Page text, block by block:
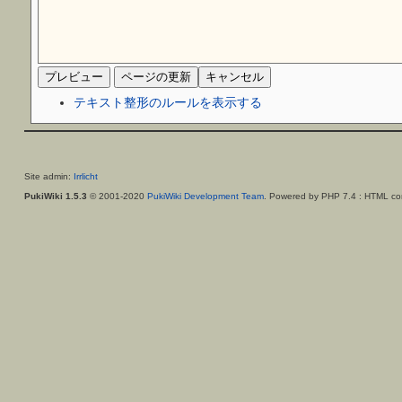
テキスト整形のルールを表示する
Site admin: Irrlicht
PukiWiki 1.5.3 © 2001-2020 PukiWiki Development Team. Powered by PHP 7.4 : HTML